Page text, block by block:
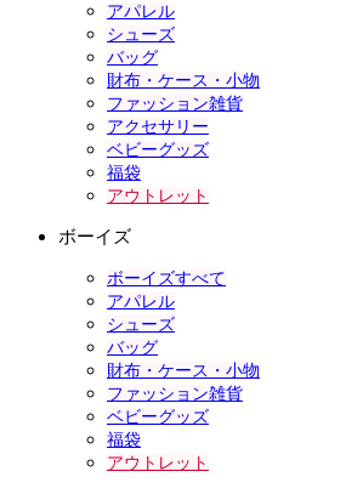
アパレル
シューズ
バッグ
財布・ケース・小物
ファッション雑貨
アクセサリー
ベビーグッズ
福袋
アウトレット
ボーイズ
ボーイズすべて
アパレル
シューズ
バッグ
財布・ケース・小物
ファッション雑貨
ベビーグッズ
福袋
アウトレット